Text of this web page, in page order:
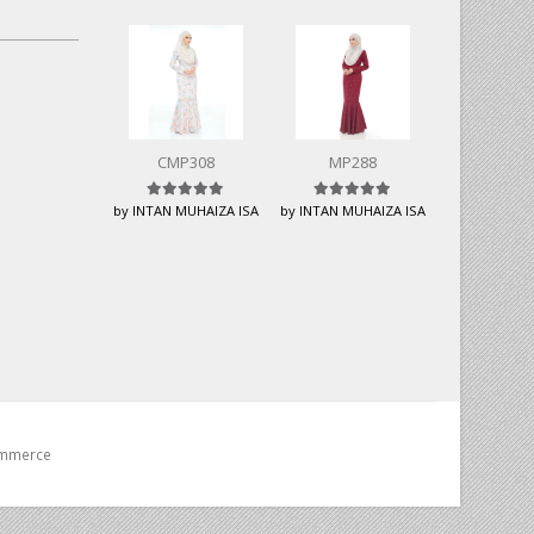
CMP308
Rated 5out of 5
by INTAN MUHAIZA ISA
MP288
Rated 5out of 5
by INTAN MUHAIZA ISA